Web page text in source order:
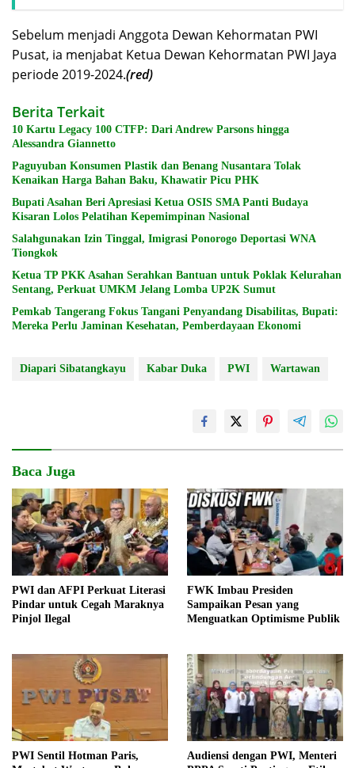
Sebelum menjadi Anggota Dewan Kehormatan PWI
Pusat, ia menjabat Ketua Dewan Kehormatan PWI Jaya
periode 2019-2024.(red)
Berita Terkait
10 Kartu Legacy 100 CTFP: Dari Andrew Parsons hingga
Alessandra Giannetto
Paguyuban Konsumen Plastik dan Benang Nusantara Tolak
Kenaikan Harga Bahan Baku, Khawatir Picu PHK
Bupati Asahan Beri Apresiasi Ketua OSIS SMA Panti Budaya
Kisaran Lolos Pelatihan Kepemimpinan Nasional
Salahgunakan Izin Tinggal, Imigrasi Ponorogo Deportasi WNA
Tiongkok
Ketua TP PKK Asahan Serahkan Bantuan untuk Poklak Kelurahan
Sentang, Perkuat UMKM Jelang Lomba UP2K Sumut
Pemkab Tangerang Fokus Tangani Penyandang Disabilitas, Bupati:
Mereka Perlu Jaminan Kesehatan, Pemberdayaan Ekonomi
Diapari Sibatangkayu Kabar Duka PWI Wartawan
Baca Juga
PWI dan AFPI Perkuat Literasi
Pindar untuk Cegah Maraknya
Pinjol Ilegal
FWK Imbau Presiden
Sampaikan Pesan yang
Menguatkan Optimisme Publik
PWI Sentil Hotman Paris,
Audiensi dengan PWI, Menteri